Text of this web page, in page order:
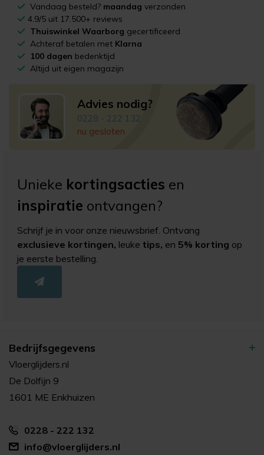
Vandaag besteld? maandag verzonden
4.9/5 uit 17.500+ reviews
Thuiswinkel Waarborg gecertificeerd
Achteraf betalen met Klarna
100 dagen bedenktijd
Altijd uit eigen magazijn
Advies nodig?
0228 - 222 132
nu gesloten
Unieke kortingsacties en
inspiratie ontvangen?
Schrijf je in voor onze nieuwsbrief. Ontvang
exclusieve kortingen, leuketips, en 5% korting op
je eerste bestelling.
Bedrijfsgegevens
Vloerglijders.nl
De Dolfijn 9
1601 ME Enkhuizen
0228 - 222 132
info@vloerglijders.nl